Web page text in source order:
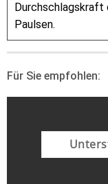
Durchschlagskraft
Paulsen.
Für Sie empfohlen: